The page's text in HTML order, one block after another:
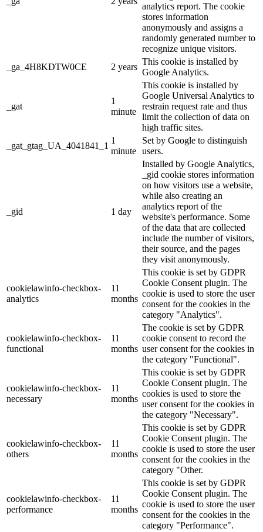
analytics report. The cookie
stores information
anonymously and assigns a
randomly generated number to
recognize unique visitors.
_ga_4H8KDTW0CE
2 years
This cookie is installed by
Google Analytics.
_gat
1
minute
This cookie is installed by
Google Universal Analytics to
restrain request rate and thus
limit the collection of data on
high traffic sites.
_gat_gtag_UA_4041841_1
1
minute
Set by Google to distinguish
users.
_gid 1 day
Installed by Google Analytics,
_gid cookie stores information
on how visitors use a website,
while also creating an
analytics report of the
website's performance. Some
of the data that are collected
include the number of visitors,
their source, and the pages
they visit anonymously.
cookielawinfo-checkbox-
analytics
11
months
This cookie is set by GDPR
Cookie Consent plugin. The
cookie is used to store the user
consent for the cookies in the
category "Analytics".
cookielawinfo-checkbox-
functional
11
months
The cookie is set by GDPR
cookie consent to record the
user consent for the cookies in
the category "Functional".
cookielawinfo-checkbox-
necessary
11
months
This cookie is set by GDPR
Cookie Consent plugin. The
cookies is used to store the
user consent for the cookies in
the category "Necessary".
cookielawinfo-checkbox-
others
11
months
This cookie is set by GDPR
Cookie Consent plugin. The
cookie is used to store the user
consent for the cookies in the
category "Other.
cookielawinfo-checkbox-
performance
11
months
This cookie is set by GDPR
Cookie Consent plugin. The
cookie is used to store the user
consent for the cookies in the
category "Performance".